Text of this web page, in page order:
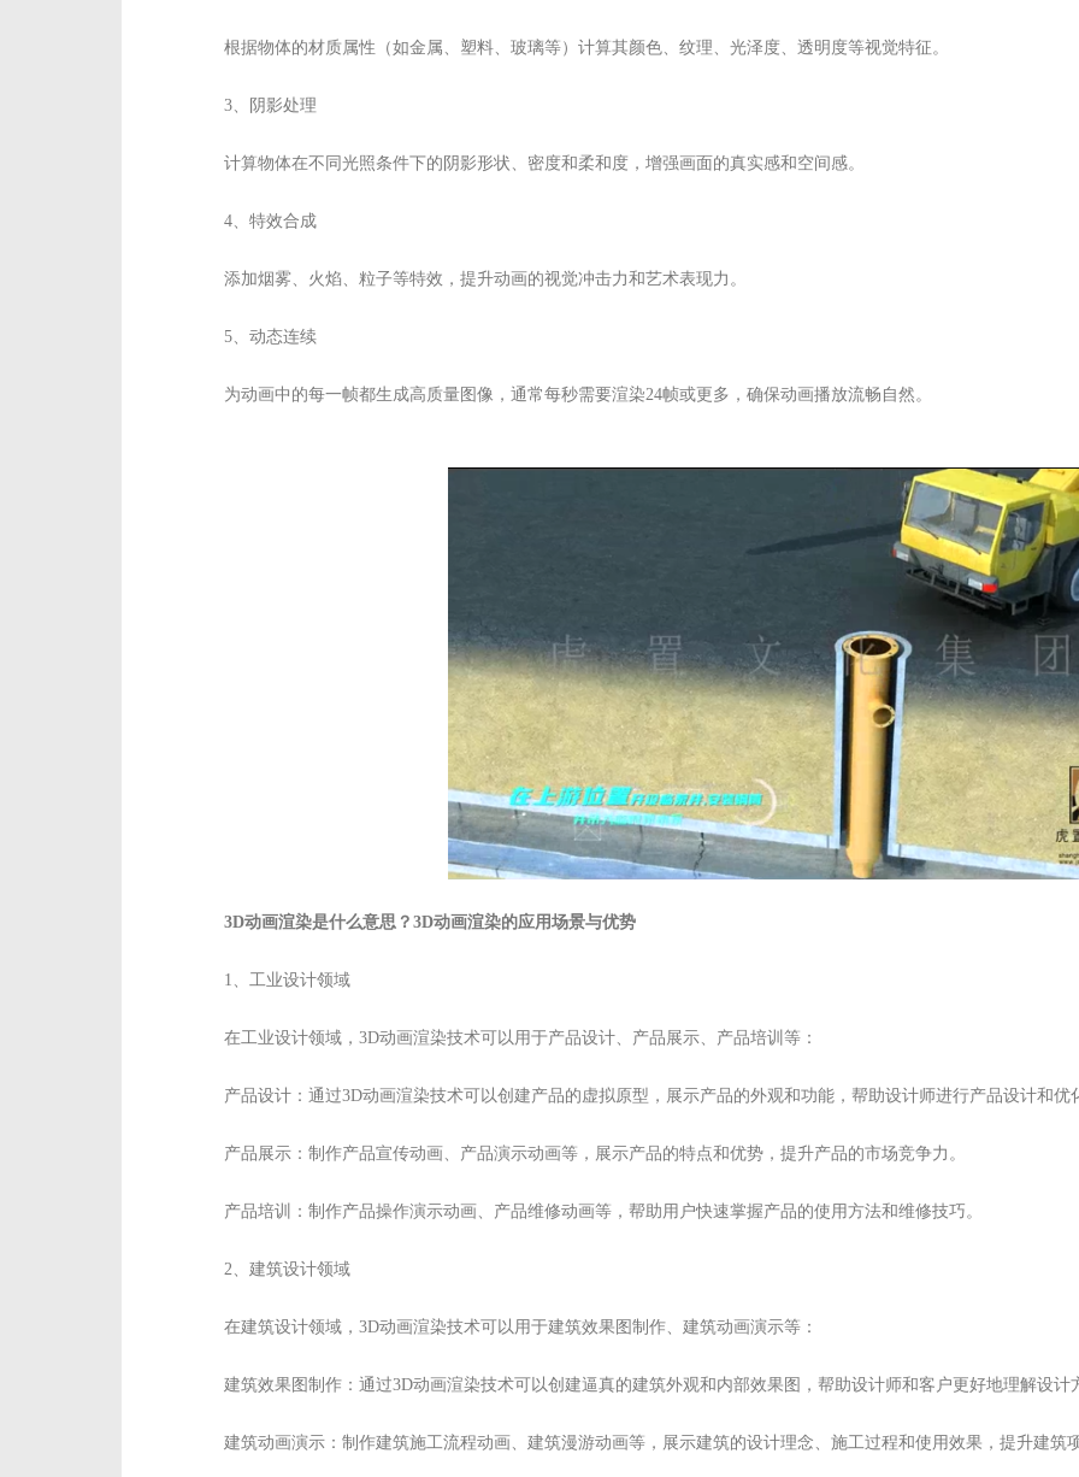
根据物体的材质属性（如金属、塑料、玻璃等）计算其颜色、纹理、光泽度、透明度等视觉特征。
3、阴影处理
计算物体在不同光照条件下的阴影形状、密度和柔和度，增强画面的真实感和空间感。
4、特效合成
添加烟雾、火焰、粒子等特效，提升动画的视觉冲击力和艺术表现力。
5、动态连续
为动画中的每一帧都生成高质量图像，通常每秒需要渲染24帧或更多，确保动画播放流畅自然。
3D动画渲染是什么意思？3D动画渲染的应用场景与优势
1、工业设计领域
在工业设计领域，3D动画渲染技术可以用于产品设计、产品展示、产品培训等：
产品设计：通过3D动画渲染技术可以创建产品的虚拟原型，展示产品的外观和功能，帮助设计师进行产品设计和优
产品展示：制作产品宣传动画、产品演示动画等，展示产品的特点和优势，提升产品的市场竞争力。
产品培训：制作产品操作演示动画、产品维修动画等，帮助用户快速掌握产品的使用方法和维修技巧。
2、建筑设计领域
在建筑设计领域，3D动画渲染技术可以用于建筑效果图制作、建筑动画演示等：
建筑效果图制作：通过3D动画渲染技术可以创建逼真的建筑外观和内部效果图，帮助设计师和客户更好地理解设计
建筑动画演示：制作建筑施工流程动画、建筑漫游动画等，展示建筑的设计理念、施工过程和使用效果，提升建筑